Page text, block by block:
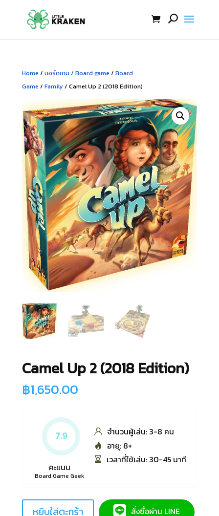
Home/ บอร์ดเกม / Board game/ Board
Game/ Family/ Camel Up 2 (2018 Edition)
Camel Up 2 (2018 Edition)
฿1,650.00
7.9
คะแนน
Board Game Geek
จำนวนผู้เล่น: 3-8 คน
อายุ: 8+
เวลาที่ใช้เล่น: 30-45 นาที
หยิบใส่ตะกร้า สั่งซื้อผ่าน LINE